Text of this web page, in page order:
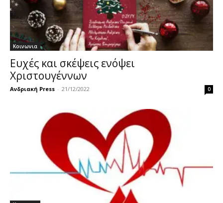
Κοινωνια
Ευχές και σκέψεις ενόψει
Χριστουγέννων
Ανδριακή Press - 21/12/2022 0